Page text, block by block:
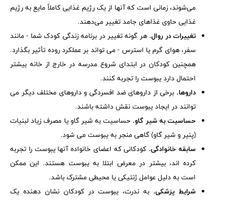
می‌شوند، زمانی است که آنها از یک رژیم غذایی کاملاً مایع به رژیم
غذایی حاوی غذاهای جامد تغییر می‌دهند.
تغییرات در روال.هر گونه تغییر در برنامه زندگی کودک شما - مانند
سفر، هوای گرم یا استرس - می تواند بر عملکرد روده تأثیر بگذارد.
همچنین کودکان در ابتدای شروع مدرسه در خارج از خانه بیشتر
احتمال دارد یبوست را تجربه کنند.
داروها. برخی از داروهای ضد افسردگی و داروهای مختلف دیگر می
توانند در ایجاد یبوست نقش داشته باشند.
حساسیت به شیر گاو. حساسیت به شیر گاو یا مصرف زیاد لبنیات
(پنیر و شیر گاو) گاهی منجر به یبوست می شود.
سابقه خانوادگی. کودکانی که اعضای خانواده آنها یبوست را تجربه
کرده اند، بیشتر در معرض ابتلا به یبوست هستند. این ممکن
است به دلیل عوامل ژنتیکی یا محیطی مشترک باشد.
شرایط پزشکی. به ندرت، یبوست در کودکان نشان دهنده یک